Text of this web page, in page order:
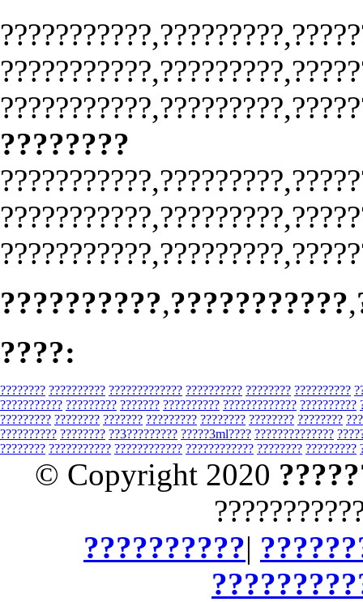
????????
??????????,???????????,
????:
???????? ?????????? ????????????? ?????????? ???????? ??????????
??????????? ????????? ??????? ?????????? ????????????? ??????????
????????? ???????? ??????? ????????? ???????? ???????? ????????
?????????? ???????? ??3????????? ?????3ml???? ??????????????
???????? ??????????? ???????????? ???????????? ???????? ?????????
© Copyright 2020
??????????|